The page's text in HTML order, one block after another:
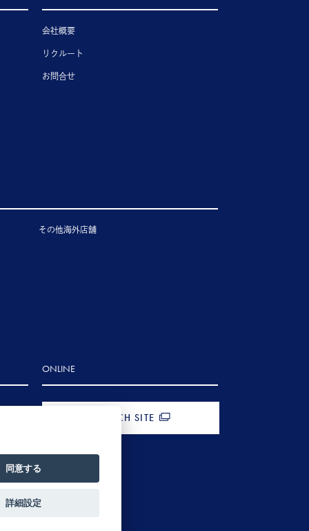
会社概要
リクルート
お問合せ
その他海外店舗
ONLINE
FRENCH SITE
同意する
詳細設定